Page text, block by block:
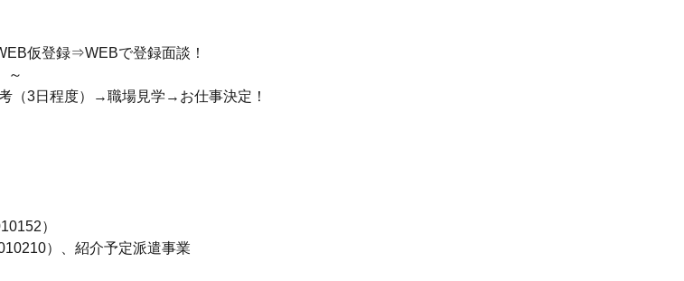
仮登録⇒WEBで登録面談！
～
（3日程度）→職場見学→お仕事決定！
）
）、紹介予定派遣事業